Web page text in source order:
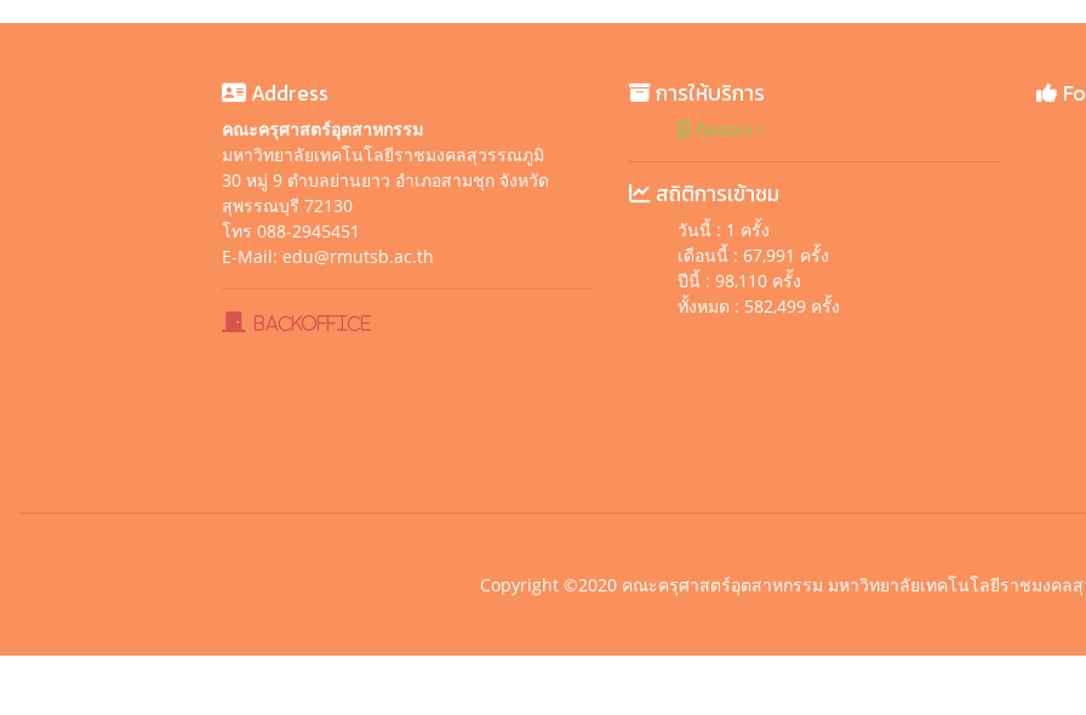
Address
คณะครุศาสตร์อุตสาหกรรม
มหาวิทยาลัยเทคโนโลยีราชมงคลสุวรรณภูมิ
30 หมู่ 9 ตำบลย่านยาว อำเภอสามชุก จังหวัด
สุพรรณบุรี 72130
โทร 088-2945451
E-Mail: edu@rmutsb.ac.th
BackOffice
การให้บริการ
ติดต่อเรา
สถิติการเข้าชม
วันนี้ : 1 ครั้ง
เดือนนี้ : 67,991 ครั้ง
ปีนี้ : 98,110 ครั้ง
ทั้งหมด : 582,499 ครั้ง
Copyright ©2020 คณะครุศาสตร์อุตสาหกรรม มหาวิทยาลัยเทคโนโลยีราชมงคล